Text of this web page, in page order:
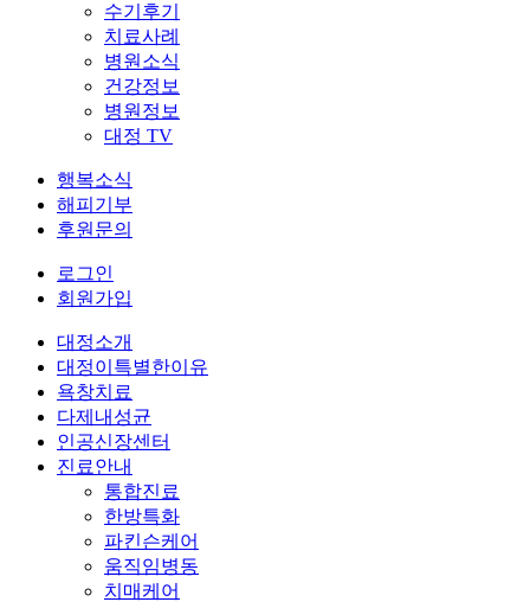
수기후기
치료사례
병원소식
건강정보
병원정보
대정 TV
행복소식
해피기부
후원문의
로그인
회원가입
대정소개
대정이특별한이유
욕창치료
다제내성균
인공신장센터
진료안내
통합진료
한방특화
파킨슨케어
움직임병동
치매케어